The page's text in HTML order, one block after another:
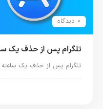
0 دیدگاه
تلگرام پس از حذف یک
تلگرام پس از حذف یک ساعته